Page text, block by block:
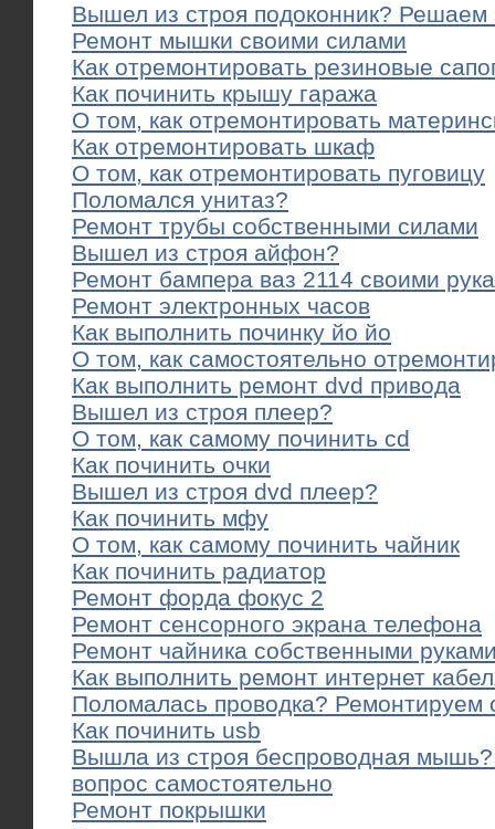
Вышел из строя подоконник? Решаем
Ремонт мышки своими силами
Как отремонтировать резиновые
Как починить крышу гаража
О том, как отремонтировать
Как отремонтировать шкаф
О том, как отремонтировать пуговицу
Поломался унитаз?
Ремонт трубы собственными силами
Вышел из строя айфон?
Ремонт бампера ваз 2114 своими
Ремонт электронных часов
Как выполнить починку йо йо
О том, как самостоятельно
Как выполнить ремонт dvd привода
Вышел из строя плеер?
О том, как самому починить cd
Как починить очки
Вышел из строя dvd плеер?
Как починить мфу
О том, как самому починить чайник
Как починить радиатор
Ремонт форда фокус 2
Ремонт сенсорного экрана телефона
Ремонт чайника собственными
Как выполнить ремонт интернет
Поломалась проводка? Ремонтируем
Как починить usb
Вышла из строя беспроводная
вопрос самостоятельно
Ремонт покрышки